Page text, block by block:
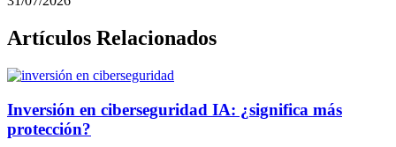
Artículos Relacionados
Inversión en ciberseguridad IA: ¿significa más
protección?